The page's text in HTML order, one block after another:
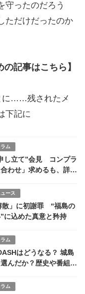
守ったのだろう
ただけだったのか
記事はこちら】
に……残されたメ
下記に
ム
し立て”会見 コンプラ
わせ」求めるも、詳細
ュース
散」に初謝罪 “福島の
に込めた真意と矜持
ム
んだか？歴史や番組を
ム